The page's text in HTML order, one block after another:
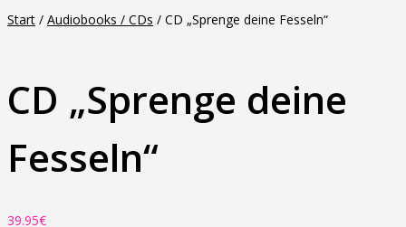
Start / Audiobooks / CDs / CD „Sprenge deine Fesseln“
CD „Sprenge deine
Fesseln“
39.95€